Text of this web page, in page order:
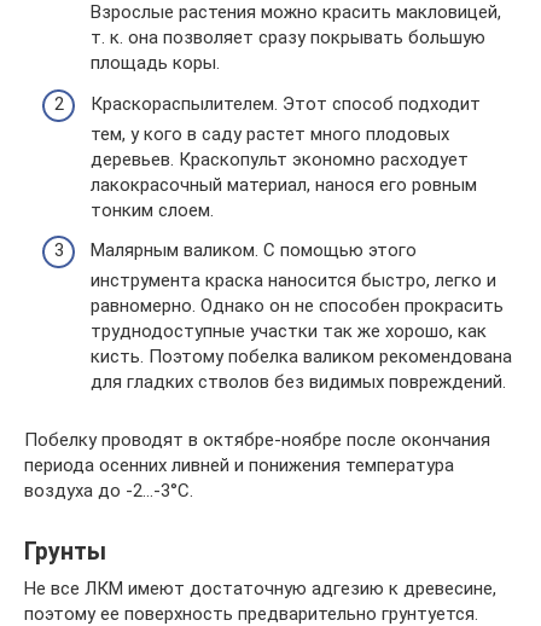
Взрослые растения можно красить макловицей,
т. к. она позволяет сразу покрывать большую
площадь коры.
Краскораспылителем. Этот способ подходит
тем, у кого в саду растет много плодовых
деревьев. Краскопульт экономно расходует
лакокрасочный материал, нанося его ровным
тонким слоем.
Малярным валиком. С помощью этого
инструмента краска наносится быстро, легко и
равномерно. Однако он не способен прокрасить
труднодоступные участки так же хорошо, как
кисть. Поэтому побелка валиком рекомендована
для гладких стволов без видимых повреждений.
Побелку проводят в октябре-ноябре после окончания
периода осенних ливней и понижения температура
воздуха до -2…-3°С.
Грунты
Не все ЛКМ имеют достаточную адгезию к древесине,
поэтому ее поверхность предварительно грунтуется.